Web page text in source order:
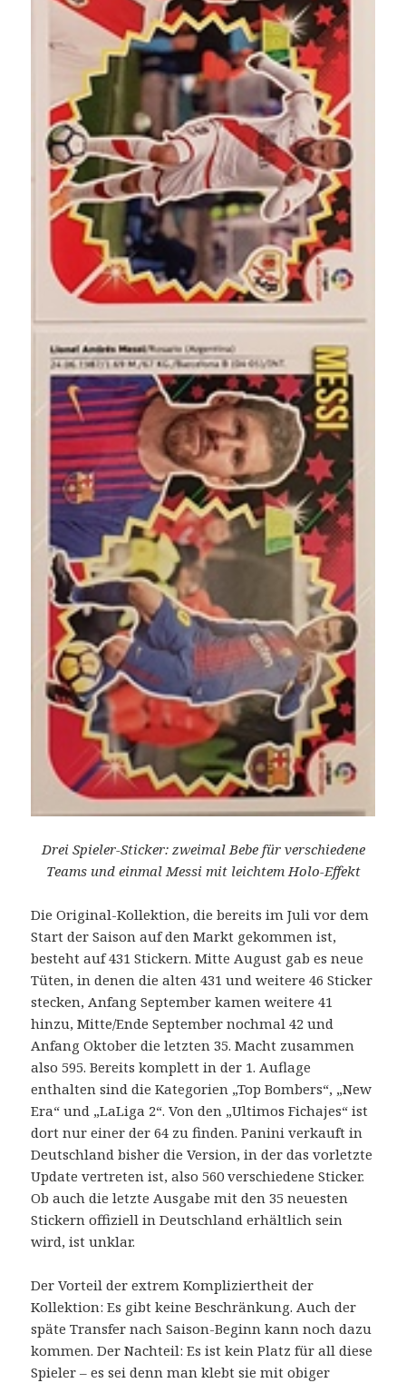
Drei Spieler-Sticker: zweimal Bebe für verschiedene
Teams und einmal Messi mit leichtem Holo-Effekt
Die Original-Kollektion, die bereits im Juli vor dem
Start der Saison auf den Markt gekommen ist,
besteht auf 431 Stickern. Mitte August gab es neue
Tüten, in denen die alten 431 und weitere 46 Sticker
stecken, Anfang September kamen weitere 41
hinzu, Mitte/Ende September nochmal 42 und
Anfang Oktober die letzten 35. Macht zusammen
also 595. Bereits komplett in der 1. Auflage
enthalten sind die Kategorien „Top Bombers“, „New
Era“ und „LaLiga 2“. Von den „Ultimos Fichajes“ ist
dort nur einer der 64 zu finden. Panini verkauft in
Deutschland bisher die Version, in der das vorletzte
Update vertreten ist, also 560 verschiedene Sticker.
Ob auch die letzte Ausgabe mit den 35 neuesten
Stickern offiziell in Deutschland erhältlich sein
wird, ist unklar.
Der Vorteil der extrem Kompliziertheit der
Kollektion: Es gibt keine Beschränkung. Auch der
späte Transfer nach Saison-Beginn kann noch dazu
kommen. Der Nachteil: Es ist kein Platz für all diese
Spieler – es sei denn man klebt sie mit obiger